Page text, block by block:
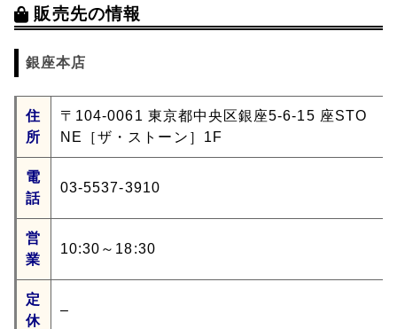
販売先の情報
銀座本店
住
所
〒104-0061 東京都中央区銀座5-6-15 座STO
NE［ザ・ストーン］1F
電
話
03-5537-3910
営
業
10:30～18:30
定
休
–